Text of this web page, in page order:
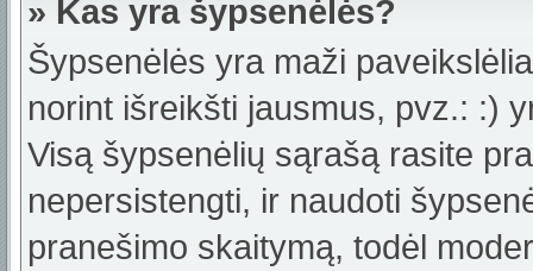
» Kas yra šypsenėlės?
Šypsenėlės yra maži
norint išreikšti jausmus, pvz.: :)
Visą šypsenėlių sąrašą rasite
nepersistengti, ir naudoti
pranešimo skaitymą, todėl